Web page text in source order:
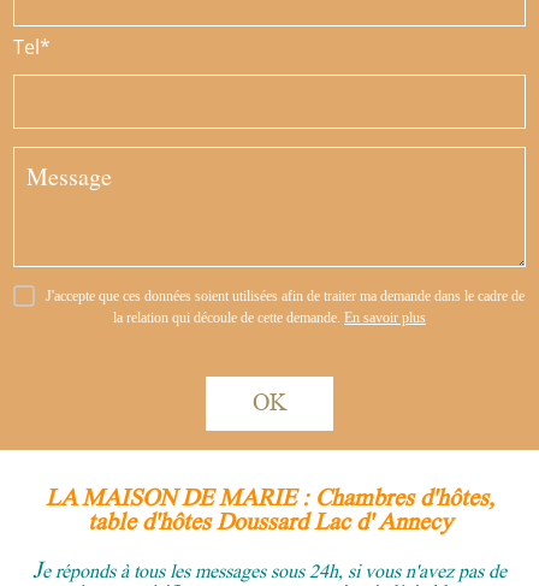
Tel*
J'accepte que ces données soient utilisées afin de traiter ma demande dans le cadre de
la relation qui découle de cette demande. En savoir plus
OK
LA MAISON DE MARIE : Chambres d'hôtes,
table d'hôtes Doussard Lac d'Annecy
Je réponds à tous les messages sous 24h, si vous n'avez pas de